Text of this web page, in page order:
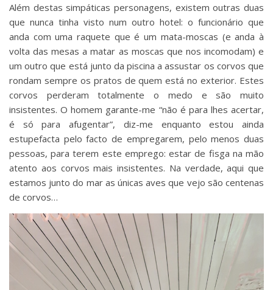
Além destas simpáticas personagens, existem outras duas
que nunca tinha visto num outro hotel: o funcionário que
anda com uma raquete que é um mata-moscas (e anda à
volta das mesas a matar as moscas que nos incomodam) e
um outro que está junto da piscina a assustar os corvos que
rondam sempre os pratos de quem está no exterior. Estes
corvos perderam totalmente o medo e são muito
insistentes. O homem garante-me “não é para lhes acertar,
é só para afugentar”, diz-me enquanto estou ainda
estupefacta pelo facto de empregarem, pelo menos duas
pessoas, para terem este emprego: estar de fisga na mão
atento aos corvos mais insistentes. Na verdade, aqui que
estamos junto do mar as únicas aves que vejo são centenas
de corvos…